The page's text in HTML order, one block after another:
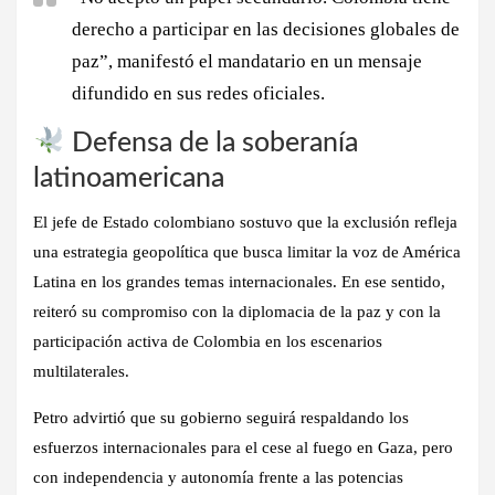
derecho a participar en las decisiones globales de
paz”, manifestó el mandatario en un mensaje
difundido en sus redes oficiales.
Defensa de la soberanía
latinoamericana
El jefe de Estado colombiano sostuvo que la exclusión refleja
una estrategia geopolítica que busca limitar la voz de América
Latina en los grandes temas internacionales. En ese sentido,
reiteró su compromiso con la diplomacia de la paz y con la
participación activa de Colombia en los escenarios
multilaterales.
Petro advirtió que su gobierno seguirá respaldando los
esfuerzos internacionales para el cese al fuego en Gaza, pero
con independencia y autonomía frente a las potencias